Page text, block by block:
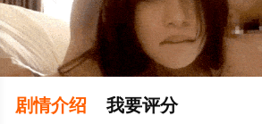
剧情介绍 我要评分